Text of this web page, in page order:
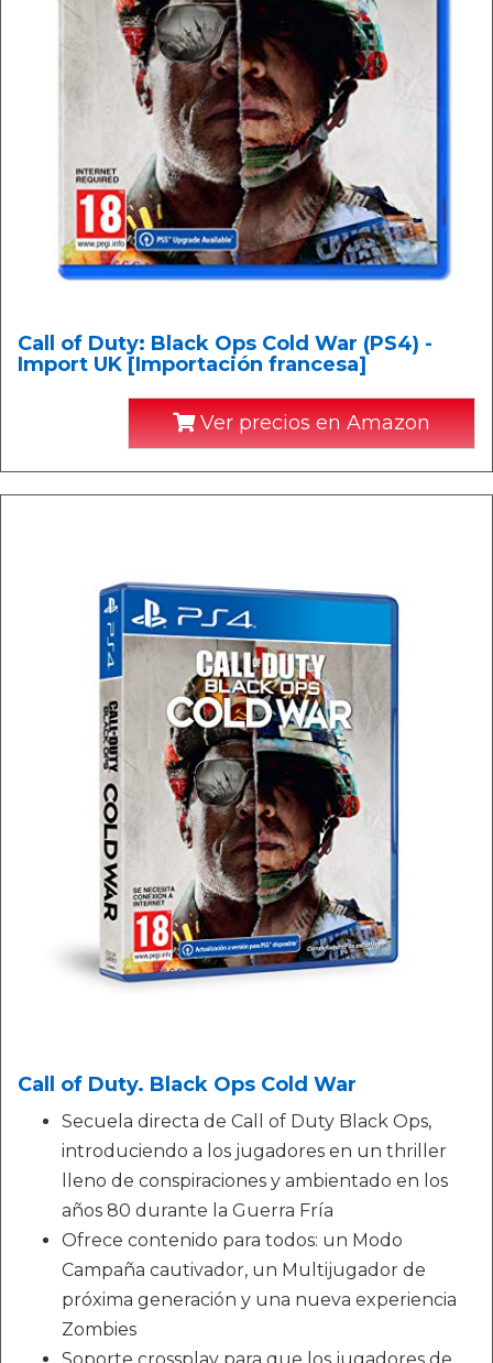
Call of Duty: Black Ops Cold War (PS4) -
Import UK [Importación francesa]
Ver precios en Amazon
Call of Duty. Black Ops Cold War
Secuela directa de Call of Duty Black Ops,
introduciendo a los jugadores en un thriller
lleno de conspiraciones y ambientado en los
años 80 durante la Guerra Fría
Ofrece contenido para todos: un Modo
Campaña cautivador, un Multijugador de
próxima generación y una nueva experiencia
Zombies